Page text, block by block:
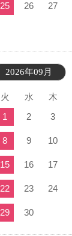
25 26 27
2026年09月
火 水 木
1
2 3
8 9 10
15 16 17
22 23 24
29 30